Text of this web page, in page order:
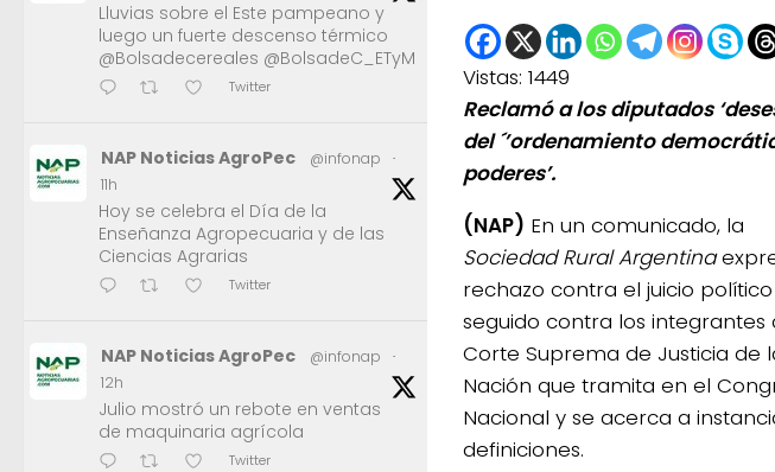
Vistas: 1449
Reclamó a los diputados
del ´’ordenamiento
poderes’.
(NAP) En un comunicado, la
Sociedad Rural Argentina
rechazo contra el juicio político
seguido contra los integrantes
Corte Suprema de Justicia de
Nación que tramita en el
Nacional y se acerca a
definiciones.
Lluvias sobre el Este pampeano y
luego un fuerte descenso térmico
@Bolsadecereales @BolsadeC_ETyM
Twitter
NAP Noticias AgroPec @infonap
·
11h
Hoy se celebra el Día de la
Enseñanza Agropecuaria y de las
Ciencias Agrarias
Twitter
NAP Noticias AgroPec @infonap
·
12h
Julio mostró un rebote en ventas
de maquinaria agrícola
Twitter